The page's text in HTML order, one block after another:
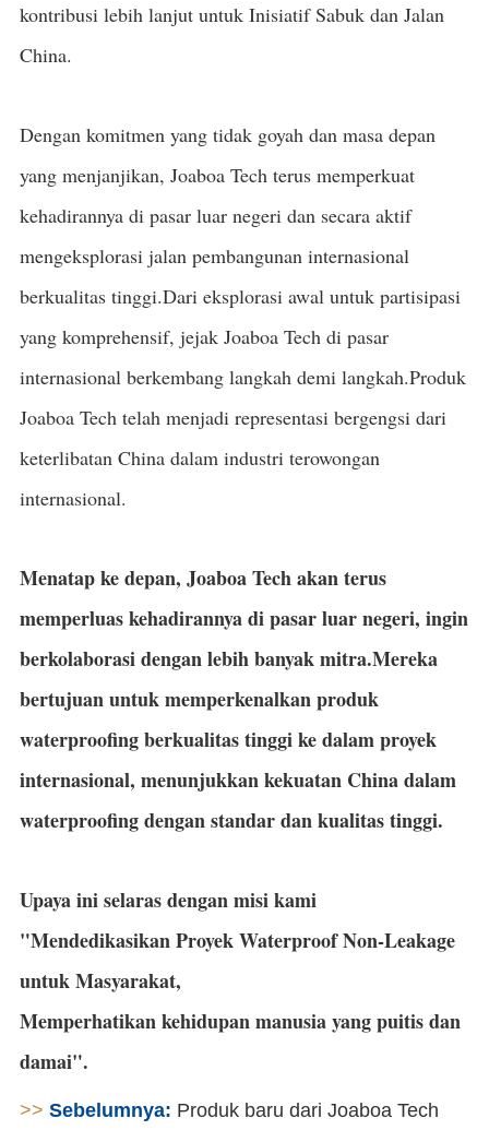
kontribusi lebih lanjut untuk Inisiatif Sabuk dan Jalan
China.
Dengan komitmen yang tidak goyah dan masa depan
yang menjanjikan, Joaboa Tech terus memperkuat
kehadirannya di pasar luar negeri dan secara aktif
mengeksplorasi jalan pembangunan internasional
berkualitas tinggi.Dari eksplorasi awal untuk partisipasi
yang komprehensif, jejak Joaboa Tech di pasar
internasional berkembang langkah demi langkah.Produk
Joaboa Tech telah menjadi representasi bergengsi dari
keterlibatan China dalam industri terowongan
internasional.
Menatap ke depan, Joaboa Tech akan terus
memperluas kehadirannya di pasar luar negeri, ingin
berkolaborasi dengan lebih banyak mitra.Mereka
bertujuan untuk memperkenalkan produk
waterproofing berkualitas tinggi ke dalam proyek
internasional, menunjukkan kekuatan China dalam
waterproofing dengan standar dan kualitas tinggi.
Upaya ini selaras dengan misi kami
"Mendedikasikan Proyek Waterproof Non-Leakage
untuk Masyarakat,
Memperhatikan kehidupan manusia yang puitis dan
damai".
>> Sebelumnya: Produk baru dari Joaboa Tech